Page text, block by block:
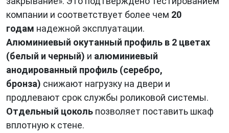
компании и соответствует более чем 20
годам надежной эксплуатации.
Алюминиевый окутанный профиль в 2 цветах
(белый и черный) и алюминиевый
анодированный профиль (серебро,
бронза) снижают нагрузку на двери и
продлевают срок службы роликовой системы.
Отдельный цоколь позволяет поставить шкаф
вплотную к стене.